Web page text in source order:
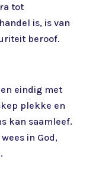
tot
is, is van
beroof.
en eindig met
plekke en
kan saamleef.
in God,